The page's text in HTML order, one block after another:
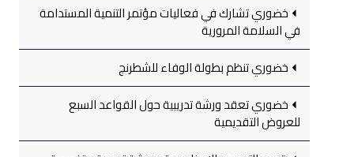
خضوري تشارك في فعاليات مؤتمر التنمية المستدامة
في السلامة المرورية
خضوري تنظم بطولة الوفاء للشطرنج
خضوري تعقد ورشة تدريبية حول القواعد السبع
للعروض التقديمية